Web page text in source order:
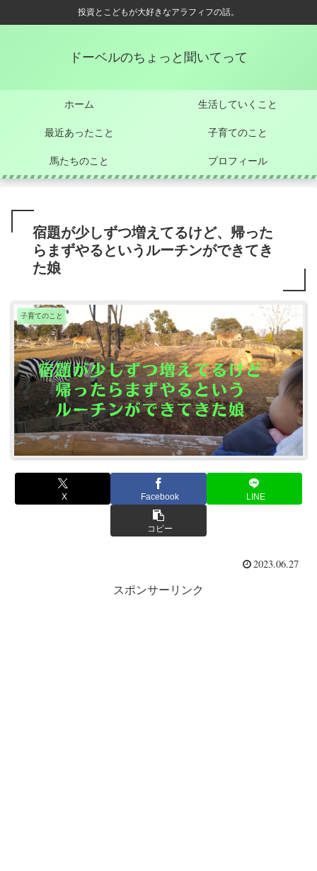
投資とこどもが大好きなアラフィフの話。
ドーベルのちょっと聞いてって
ホーム 生活していくこと
最近あったこと 子育てのこと
馬たちのこと プロフィール
宿題が少しずつ増えてるけど、帰った
らまずやるというルーチンができてき
た娘
子育てのこと
X Facebook LINE
コピー
2023.06.27
スポンサーリンク